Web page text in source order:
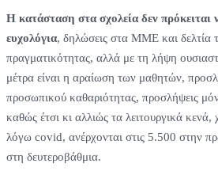
Η κατάσταση στα σχολεία δεν πρόκειται
ευχολόγια, δηλώσεις στα ΜΜΕ και δελτία
πραγματικότητας, αλλά με τη λήψη
μέτρα είναι η αραίωση των μαθητών,
προσωπικού καθαριότητας, προσλήψεις
καθώς έτσι κι αλλιώς τα λειτουργικά κενά,
λόγω covid, ανέρχονται στις 5.500 στην
στη δευτεροβάθμια.